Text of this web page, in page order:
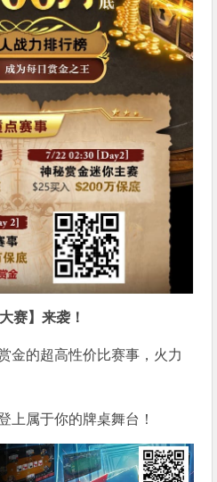
赛】来袭！
金的超高性价比赛事，火力
上属于你的牌桌舞台！